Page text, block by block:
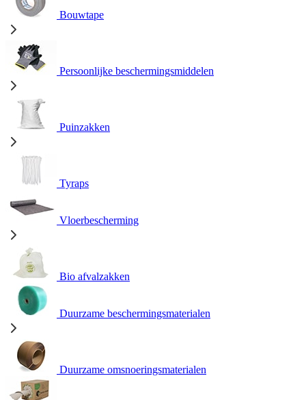
Bouwtape
Persoonlijke beschermingsmiddelen
Puinzakken
Tyraps
Vloerbescherming
Bio afvalzakken
Duurzame beschermingsmaterialen
Duurzame omsnoeringsmaterialen